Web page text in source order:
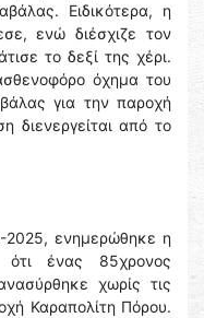
Ειδικότερα, η
ενώ διέσχιζε τον
το δεξί της χέρι.
όχημα του
για την παροχή
διενεργείται από το
2025, ενημερώθηκε η
ένας 85χρονος
χωρίς τις
Καραπολίτη Πόρου.